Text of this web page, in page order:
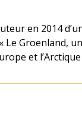
en 2014
Le Groenland, un
et l’Arctique